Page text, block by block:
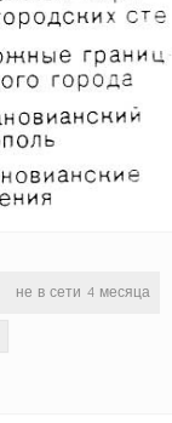
не в сети 4 месяца